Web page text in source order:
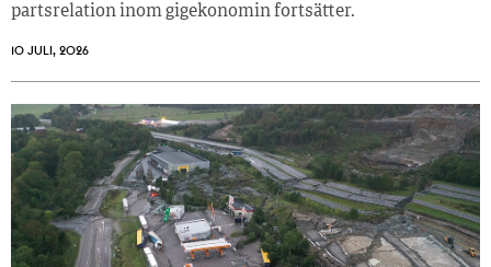
partsrelation inom gigekonomin fortsätter.
10 JULI, 2026